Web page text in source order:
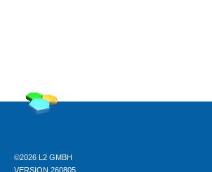
©2026 L2 GMBH
VERSION 260805